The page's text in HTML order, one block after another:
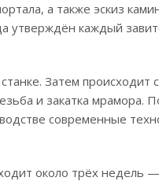
а также эскиз
утверждён каждый
Затем происходит
и закатка мрамора.
современные
около трёх недель